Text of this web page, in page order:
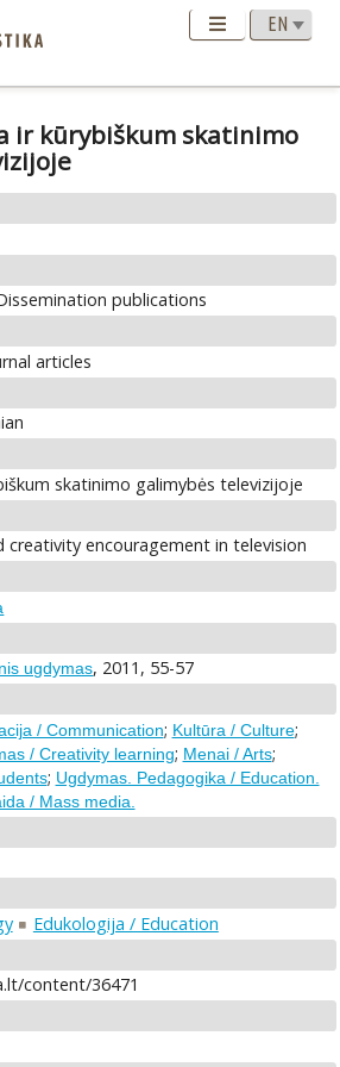
ir kūrybiškum skatinimo
publications
articles
skatinimo galimybės televizijoje
encouragement in television
ugdymas, 2011, 55-57
/ Communication; Kultūra / Culture;
/ Creativity learning; Menai / Arts;
; Ugdymas. Pedagogika / Education.
/ Mass media.
Edukologija / Education
content/36471